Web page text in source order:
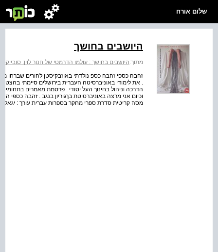
שלום אורח
היושבים בחושך
מתוך:היושבים בחושך : עולמו הדרמטי של חנוך לוין:
הדרכה וניהול בחינוך העל יסודי . פרסמת מאמרים
וכיום אני מרצה באוניברסיטת בךגוריון בנגב . זהבה כספי
מסה קריטית סדרת ספרי מחקר בספרות עברית עורך : יגאל